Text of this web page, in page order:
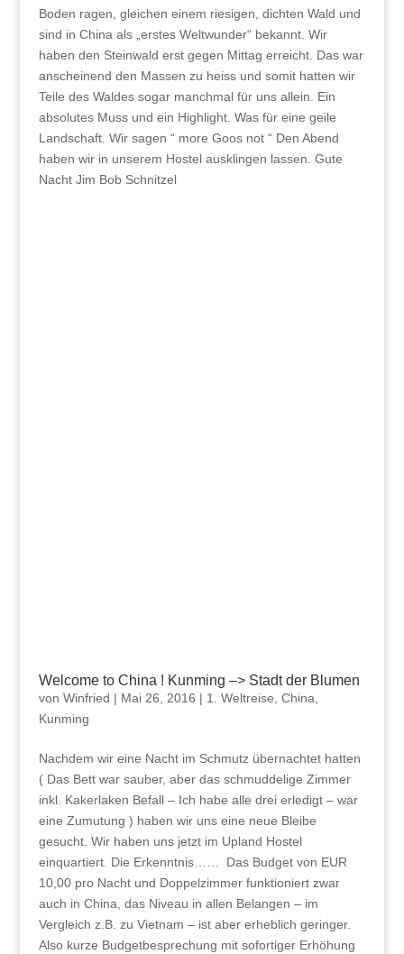
Boden ragen, gleichen einem riesigen, dichten Wald und
sind in China als „erstes Weltwunder“ bekannt. Wir
haben den Steinwald erst gegen Mittag erreicht. Das war
anscheinend den Massen zu heiss und somit hatten wir
Teile des Waldes sogar manchmal für uns allein. Ein
absolutes Muss und ein Highlight. Was für eine geile
Landschaft. Wir sagen “ more Goos not “ Den Abend
haben wir in unserem Hostel ausklingen lassen. Gute
Nacht Jim Bob Schnitzel
Welcome to China ! Kunming –> Stadt der Blumen
von Winfried | Mai 26, 2016 | 1. Weltreise, China,
Kunming
Nachdem wir eine Nacht im Schmutz übernachtet hatten
( Das Bett war sauber, aber das schmuddelige Zimmer
inkl. Kakerlaken Befall – Ich habe alle drei erledigt – war
eine Zumutung ) haben wir uns eine neue Bleibe
gesucht. Wir haben uns jetzt im Upland Hostel
einquartiert. Die Erkenntnis…… Das Budget von EUR
10,00 pro Nacht und Doppelzimmer funktioniert zwar
auch in China, das Niveau in allen Belangen – im
Vergleich z.B. zu Vietnam – ist aber erheblich geringer.
Also kurze Budgetbesprechung mit sofortiger Erhöhung